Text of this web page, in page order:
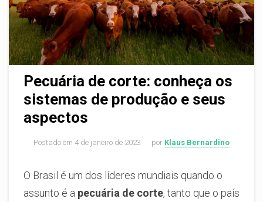
Pecuária de corte: conheça os
sistemas de produção e seus
aspectos
Postado em 4 de janeiro de 2023 por Klaus Bernardino
O Brasil é um dos líderes mundiais quando o
assunto é a pecuária de corte, tanto que o país